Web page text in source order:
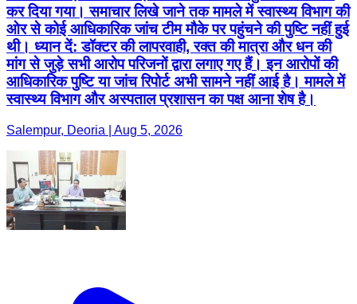
कर दिया गया। समाचार लिखे जाने तक मामले में स्वास्थ्य विभाग की
ओर से कोई आधिकारिक जांच टीम मौके पर पहुंचने की पुष्टि नहीं हुई
थी। ध्यान दें: डॉक्टर की लापरवाही, रक्त की मात्रा और धन की
मांग से जुड़े सभी आरोप परिजनों द्वारा लगाए गए हैं। इन आरोपों की
आधिकारिक पुष्टि या जांच रिपोर्ट अभी सामने नहीं आई है। मामले में
स्वास्थ्य विभाग और अस्पताल प्रशासन का पक्ष आना शेष है।
Salempur, Deoria | Aug 5, 2026